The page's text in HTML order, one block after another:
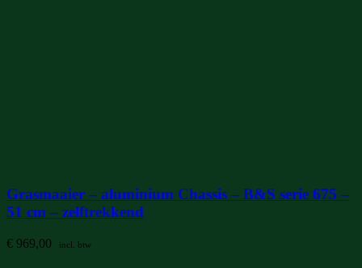
Grasmaaier – aluminium Chassis – B&S serie 675 –
51 cm – zelftrekkend
€ 969,00 incl. btw